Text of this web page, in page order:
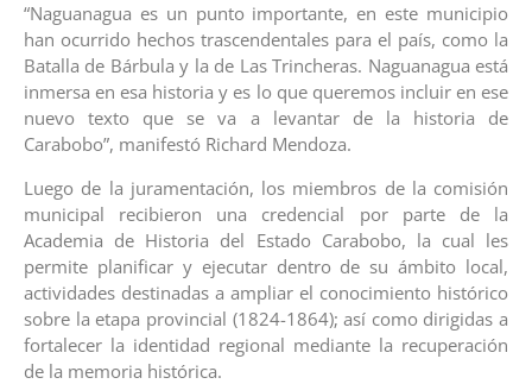
“Naguanagua es un punto importante, en este municipio
han ocurrido hechos trascendentales para el país, como la
Batalla de Bárbula y la de Las Trincheras. Naguanagua está
inmersa en esa historia y es lo que queremos incluir en ese
nuevo texto que se va a levantar de la historia de
Carabobo”, manifestó Richard Mendoza.
Luego de la juramentación, los miembros de la comisión
municipal recibieron una credencial por parte de la
Academia de Historia del Estado Carabobo, la cual les
permite planificar y ejecutar dentro de su ámbito local,
actividades destinadas a ampliar el conocimiento histórico
sobre la etapa provincial (1824-1864); así como dirigidas a
fortalecer la identidad regional mediante la recuperación
de la memoria histórica.